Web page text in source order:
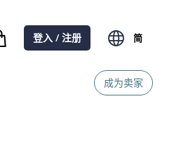
登入 / 注册 简
成为卖家